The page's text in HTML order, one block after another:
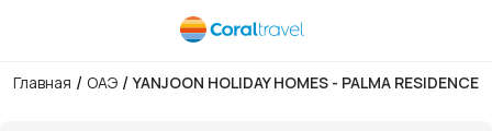
Главная / ОАЭ / YANJOON HOLIDAY HOMES - PALMA RESIDENCE